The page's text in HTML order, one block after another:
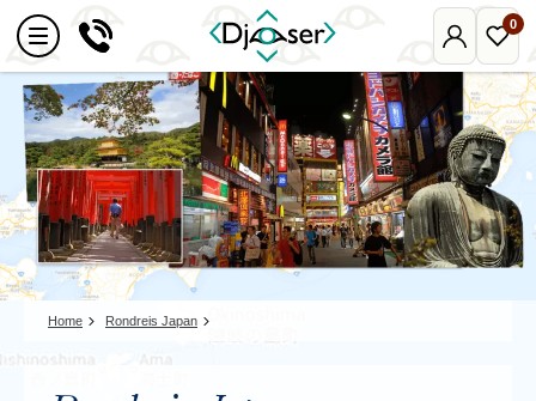
Mijn
Djoser
0
Home Rondreis Japan